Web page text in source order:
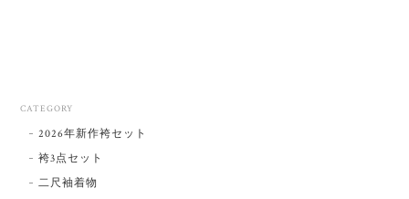
CATEGORY
2026年新作袴セット
袴3点セット
二尺袖着物